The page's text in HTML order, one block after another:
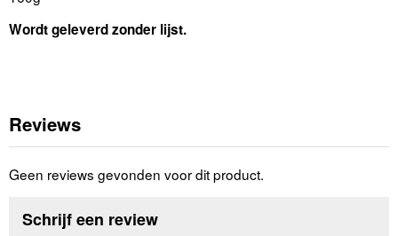
Wordt geleverd zonder lijst.
Reviews
Geen reviews gevonden voor dit product.
Schrijf een review